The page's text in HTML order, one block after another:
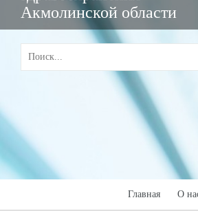
Акмолинской области
Главная О